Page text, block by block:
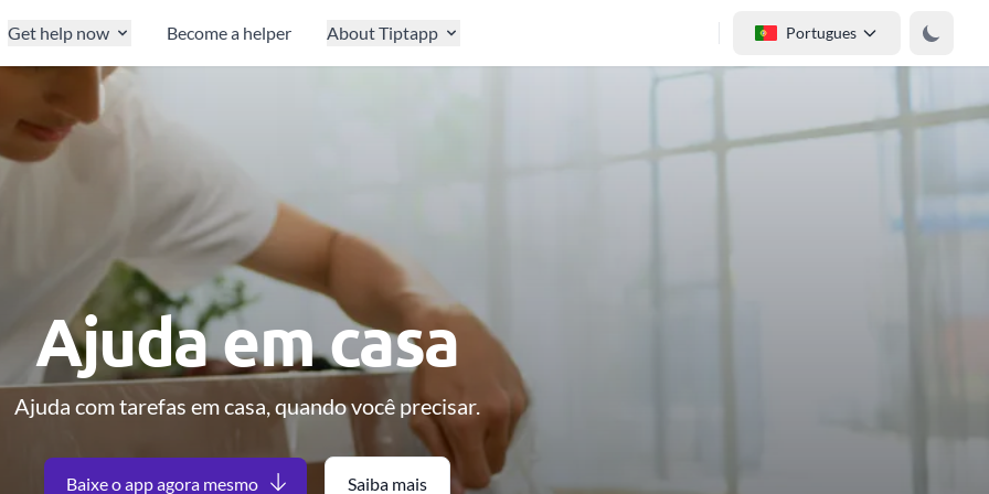
Portugues
Get help now Become a helper About Tiptapp
Ajuda em casa
Ajuda com tarefas em casa, quando você precisar.
Baixe o app agora mesmo Saiba mais